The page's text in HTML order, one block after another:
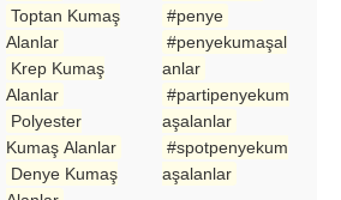
Toptan Kumaş
Alanlar
Krep Kumaş
Alanlar
Polyester
Kumaş Alanlar
Denye Kumaş
#penye
#penyekumaşal
anlar
#partipenyekum
aşalanlar
#spotpenyekum
aşalanlar